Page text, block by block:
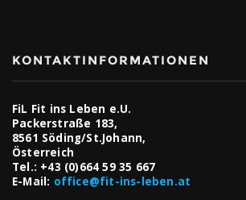
KONTAKTINFORMATIONEN
FiL Fit ins Leben e.U.
Packerstraße 183,
8561 Söding/St.Johann,
Österreich
Tel.: +43 (0)664 59 35 667
E-Mail: office@fit-ins-leben.at